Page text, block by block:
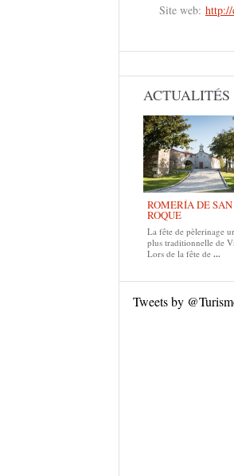
Site web: http://
ACTUALITÉS
ROMERÍA DE SAN
ROQUE
La fête de pèlerinage
plus traditionnelle de
Lors de la fête de ...
Tweets by